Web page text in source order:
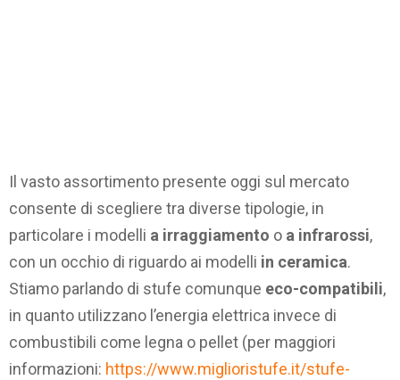
Il vasto assortimento presente oggi sul mercato
consente di scegliere tra diverse tipologie, in
particolare i modelli a irraggiamento o a infrarossi,
con un occhio di riguardo ai modelli in ceramica.
Stiamo parlando di stufe comunque eco-compatibili,
in quanto utilizzano l’energia elettrica invece di
combustibili come legna o pellet (per maggiori
informazioni: https://www.miglioristufe.it/stufe-